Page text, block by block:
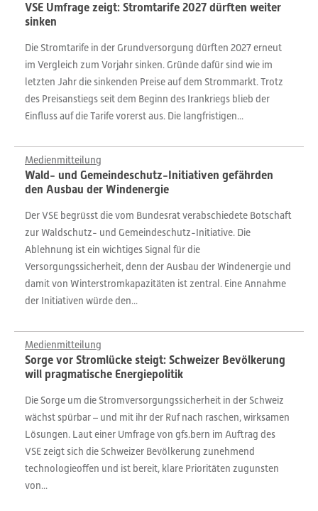
VSE Umfrage zeigt: Stromtarife 2027 dürften weiter
sinken
Die Stromtarife in der Grundversorgung dürften 2027 erneut
im Vergleich zum Vorjahr sinken. Gründe dafür sind wie im
letzten Jahr die sinkenden Preise auf dem Strommarkt. Trotz
des Preisanstiegs seit dem Beginn des Irankriegs blieb der
Einfluss auf die Tarife vorerst aus. Die langfristigen...
Medienmitteilung
Wald- und Gemeindeschutz-Initiativen gefährden
den Ausbau der Windenergie
Der VSE begrüsst die vom Bundesrat verabschiedete Botschaft
zur Waldschutz- und Gemeindeschutz-Initiative. Die
Ablehnung ist ein wichtiges Signal für die
Versorgungssicherheit, denn der Ausbau der Windenergie und
damit von Winterstromkapazitäten ist zentral. Eine Annahme
der Initiativen würde den...
Medienmitteilung
Sorge vor Stromlücke steigt: Schweizer Bevölkerung
will pragmatische Energiepolitik
Die Sorge um die Stromversorgungssicherheit in der Schweiz
wächst spürbar – und mit ihr der Ruf nach raschen, wirksamen
Lösungen. Laut einer Umfrage von gfs.bern im Auftrag des
VSE zeigt sich die Schweizer Bevölkerung zunehmend
technologieoffen und ist bereit, klare Prioritäten zugunsten
von...